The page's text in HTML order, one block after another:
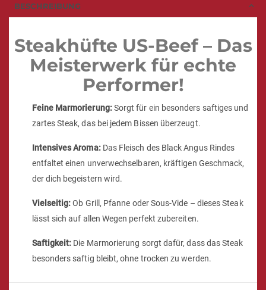
BESCHREIBUNG
Steakhüfte US-Beef – Das
Meisterwerk für echte
Performer!
Feine Marmorierung:Sorgt für ein besonders saftiges und
zartes Steak, das bei jedem Bissen überzeugt.
Intensives Aroma:Das Fleisch des Black Angus Rindes
entfaltet einen unverwechselbaren, kräftigen Geschmack,
der dich begeistern wird.
Vielseitig:Ob Grill, Pfanne oder Sous-Vide – dieses Steak
lässt sich auf allen Wegen perfekt zubereiten.
Saftigkeit: Die Marmorierung sorgt dafür, dass das Steak
besonders saftig bleibt, ohne trocken zu werden.